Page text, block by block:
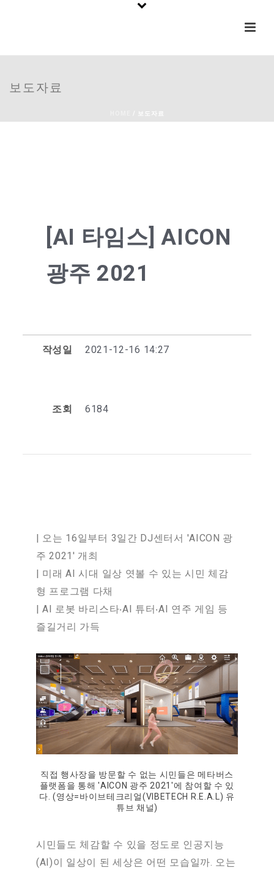
보도자료
/ 보도자료
[AI 타임스] AICON
광주 2021
작성일 2021-12-16 14:27
조회 6184
| 오는 16일부터 3일간 DJ센터서 'AICON 광
주 2021' 개최
| 미래 AI 시대 일상 엿볼 수 있는 시민 체감
형 프로그램 다채
| AI 로봇 바리스타‧AI 튜터‧AI 연주 게임 등
즐길거리 가득
직접 행사장을 방문할 수 없는 시민들은 메타버스
플랫폼을 통해 'AICON 광주 2021'에 참여할 수 있
다. (영상=바이브테크리얼(VIBETECH R.E.A.L) 유
튜브 채널)
시민들도 체감할 수 있을 정도로 인공지능
(AI)이 일상이 된 세상은 어떤 모습일까. 오는